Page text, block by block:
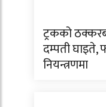
ट्रकको
दम्पती घाइते,
नियन्त्रणमा